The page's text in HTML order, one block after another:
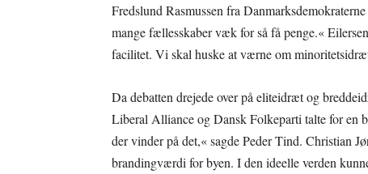
Fredslund Rasmussen fra
mange fællesskaber væk for så få penge.«
facilitet. Vi skal huske at værne om
Da debatten drejede over på eliteidræt og
Liberal Alliance og Dansk Folkeparti talte for en
der vinder på det,« sagde Peder Tind. Christian
brandingværdi for byen. I den ideelle verden